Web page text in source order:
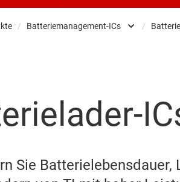
/ Batteriemanagement-ICs
Taktgeber & Timing
Die- & Wafer-Services
/
Sie